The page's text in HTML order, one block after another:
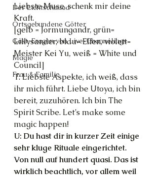
Der Lichtschmied
Ortsgebundene Götter
Gast-Fragen von Live-Channelings
Magie
Frau & Familie
Liebste Muse, schenk mir deine
Kraft.
[gelb = Jormungandr, grün=
Lillysander, blau= Elfen, violett=
Meister Kei Yu, weiß = White und
Council]
T: Liebste Aspekte, ich weiß, dass
ihr mich führt. Liebe Utoya, ich bin
bereit, zuzuhören. Ich bin The
Spirit Scribe. Let’s make some
magic happen!
U: Du hast dir in kurzer Zeit einige
sehr kluge Rituale eingerichtet.
Von null auf hundert quasi. Das ist
wirklich beachtlich, vor allem weil